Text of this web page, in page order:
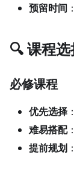
预留时间
🔍 课程
必修课程
优先选择
难易搭配
提前规划